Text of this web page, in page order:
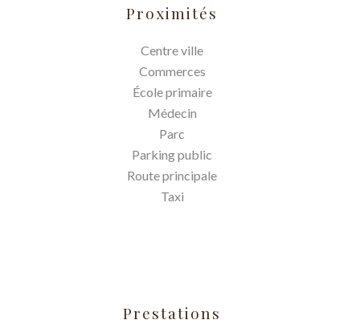
Proximités
Centre ville
Commerces
École primaire
Médecin
Parc
Parking public
Route principale
Taxi
Prestations